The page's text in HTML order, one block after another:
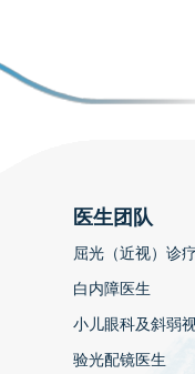
医生团队
屈光（近视）诊
白内障医生
小儿眼科及斜弱
验光配镜医生